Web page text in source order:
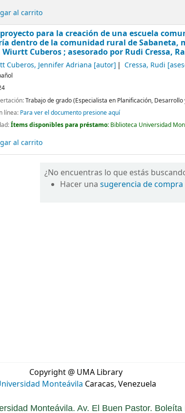
al carrito
para la creación de una escuela
dentro de la comunidad rural de
Cuberos ; asesorado por Rudi Cressa,
Cuberos, Jennifer Adriana [autor] Cressa, Rudi
Trabajo de grado (Especialista en Planificación,
línea: Para ver el documento presione aquí
Ítems disponibles para préstamo: Biblioteca Universidad
al carrito
¿No encuentras lo que estás
Hacer unasugerencia de compra
Copyright @ UMA Library
Monteávila Caracas, Venezuela
Monteávila. Av. El Buen Pastor.